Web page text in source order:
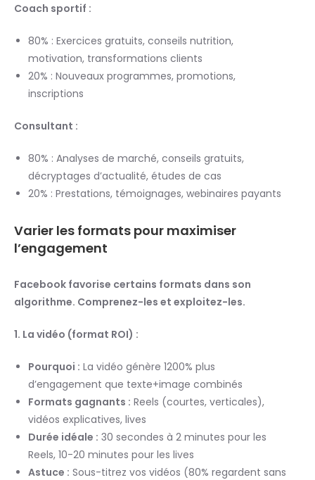
Coach sportif :
80% : Exercices gratuits, conseils nutrition,
motivation, transformations clients
20% : Nouveaux programmes, promotions,
inscriptions
Consultant :
80% : Analyses de marché, conseils gratuits,
décryptages d’actualité, études de cas
20% : Prestations, témoignages, webinaires payants
Varier les formats pour maximiser
l’engagement
Facebook favorise certains formats dans son
algorithme. Comprenez-les et exploitez-les.
1. La vidéo (format ROI) :
Pourquoi : La vidéo génère 1200% plus
d’engagement que texte+image combinés
Formats gagnants : Reels (courtes, verticales),
vidéos explicatives, lives
Durée idéale : 30 secondes à 2 minutes pour les
Reels, 10-20 minutes pour les lives
Astuce : Sous-titrez vos vidéos (80% regardent sans